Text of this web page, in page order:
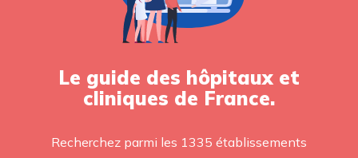
Le guide des hôpitaux et
cliniques de France.
Recherchez parmi les 1335 établissements